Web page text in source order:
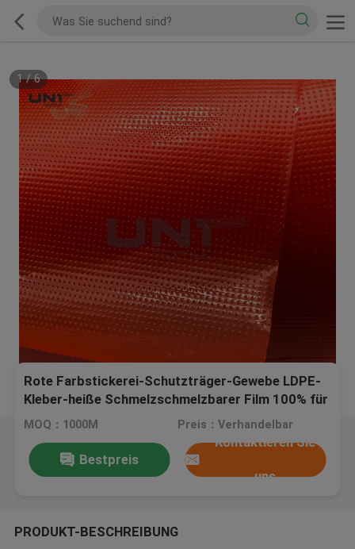
1/6
Rote Farbstickerei-Schutzträger-Gewebe LDPE-
Kleber-heiße Schmelzschmelzbarer Film 100% für
Computer-Stickerei
MOQ：1000M Preis：Verhandelbar
Bestpreis
Kontaktieren Sie
uns
PRODUKT-BESCHREIBUNG